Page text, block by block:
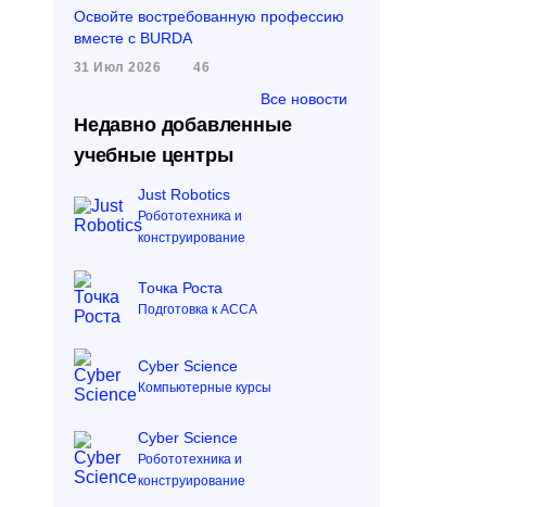
Освойте востребованную профессию
вместе с BURDA
31 Июл 2026 46
Все новости
Недавно добавленные
учебные центры
Just Robotics
Робототехника и
конструирование
Точка Роста
Подготовка к ACCA
Cyber Science
Компьютерные курсы
Cyber Science
Робототехника и
конструирование